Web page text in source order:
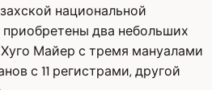
национальной
два небольших
Майер с тремя мануалами
с 11 регистрами, другой